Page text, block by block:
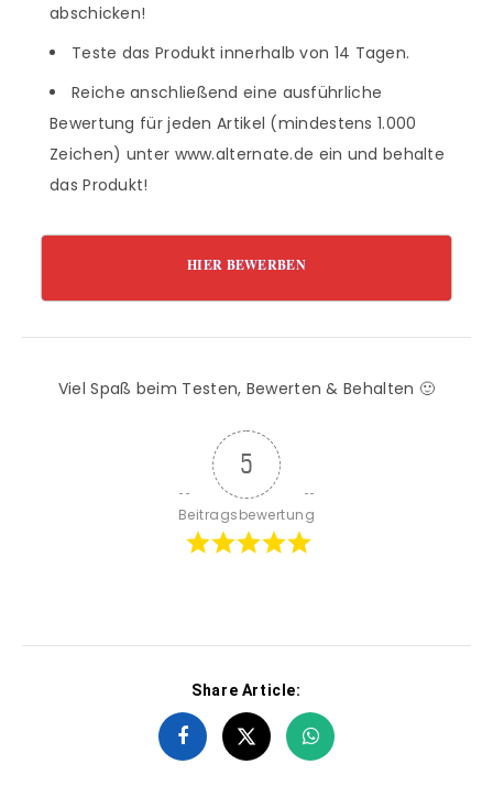
abschicken!
Teste das Produkt innerhalb von 14 Tagen.
Reiche anschließend eine ausführliche
Bewertung für jeden Artikel (mindestens 1.000
Zeichen) unter www.alternate.de ein und behalte
das Produkt!
HIER BEWERBEN
Viel Spaß beim Testen, Bewerten & Behalten 🙂
5
Beitragsbewertung
Share Article: